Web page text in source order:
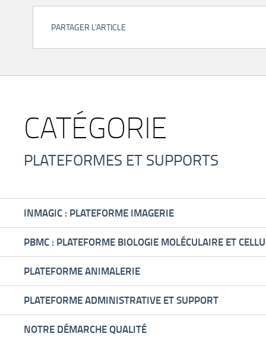
PARTAGER L'ARTICLE
CATÉGORIE
PLATEFORMES ET SUPPORTS
INMAGIC : PLATEFORME IMAGERIE
PBMC : PLATEFORME BIOLOGIE MOLÉCULAIRE ET
PLATEFORME ANIMALERIE
PLATEFORME ADMINISTRATIVE ET SUPPORT
NOTRE DÉMARCHE QUALITÉ